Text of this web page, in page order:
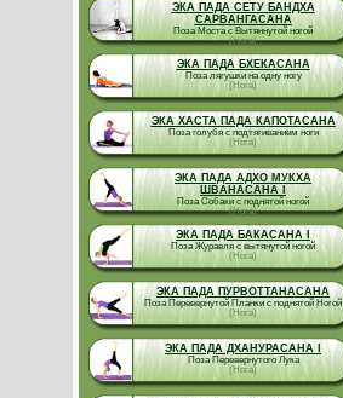
ЭКА ПАДА СЕТУ БАНДХА
САРВАНГАСАНА
Поза Моста с Вытяннутой ногой
(Нога)
ЭКА ПАДА БХЕКАСАНА
Поза лягушки на одну ногу
(Нога)
ЭКА ХАСТА ПАДА КАПОТАСАНА
Поза голубя с подтягиванием ноги
(Нога)
ЭКА ПАДА АДХО МУКХА
ШВАНАСАНА I
Поза Собаки с поднятой ногой
(Нога)
ЭКА ПАДА БАКАСАНА I
Поза Журавля с вытянутой ногой
(Нога)
ЭКА ПАДА ПУРВОТТАНАСАНА
Поза Перевернутой Планки с поднятой Ногой
(Нога)
ЭКА ПАДА ДХАНУРАСАНА I
Поза Перевернутого Лука
(Нога)